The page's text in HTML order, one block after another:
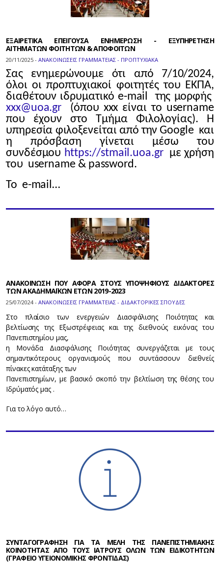
ΕΞΑΙΡΕΤΙΚΑ ΕΠΕΙΓΟΥΣΑ ΕΝΗΜΕΡΩΣΗ - ΕΞΥΠΗΡΕΤΗΣΗ
ΑΙΤΗΜΑΤΩΝ ΦΟΙΤΗΤΩΝ & ΑΠΟΦΟΙΤΩΝ
20/11/2025 - ΑΝΑΚΟΙΝΩΣΕΙΣ ΓΡΑΜΜΑΤΕΙΑΣ - ΠΡΟΠΤΥΧΙΑΚΑ
Σας ενημερώνουμε ότι από 7/10/2024,
όλοι οι προπτυχιακοί φοιτητές του ΕΚΠΑ,
διαθέτουν ιδρυματικό e-mail της μορφής
xxx@uoa.gr (όπου xxx είναι το username
που έχουν στο Τμήμα Φιλολογίας). Η
υπηρεσία φιλοξενείται από την Google και
η πρόσβαση γίνεται μέσω του
συνδέσμου https://stmail.uoa.grμε χρήση
του username & password.
Το e-mail…
ΑΝΑΚΟΙΝΩΣΗ ΠΟΥ ΑΦΟΡΑ ΣΤΟΥΣ ΥΠΟΨΗΦΙΟΥΣ ΔΙΔΑΚΤΟΡΕΣ
ΤΩΝ ΑΚΑΔΗΜΑΪΚΩΝ ΕΤΩΝ 2019-2023
25/07/2024 - ΑΝΑΚΟΙΝΩΣΕΙΣ ΓΡΑΜΜΑΤΕΙΑΣ - ΔΙΔΑΚΤΟΡΙΚΕΣ ΣΠΟΥΔΕΣ
Στο πλαίσιο των ενεργειών Διασφάλισης Ποιότητας και
βελτίωσης της Εξωστρέφειας και της διεθνούς εικόνας του
Πανεπιστημίου μας,
η Μονάδα Διασφάλισης Ποιότητας συνεργάζεται με τους
σημαντικότερους οργανισμούς που συντάσσουν διεθνείς
πίνακες κατάταξης των
Πανεπιστημίων, με βασικό σκοπό την βελτίωση της θέσης του
Ιδρύματός μας .
Για το λόγο αυτό…
ΣΥΝΤΑΓΟΓΡΑΦΗΣΗ ΓΙΑ ΤΑ ΜΕΛΗ ΤΗΣ ΠΑΝΕΠΙΣΤΗΜΙΑΚΗΣ
ΚΟΙΝΟΤΗΤΑΣ ΑΠΟ ΤΟΥΣ ΙΑΤΡΟΥΣ ΟΛΩΝ ΤΩΝ ΕΙΔΙΚΟΤΗΤΩΝ
(ΓΡΑΦΕΙΟ ΥΓΕΙΟΝΟΜΙΚΗΣ ΦΡΟΝΤΙΔΑΣ)